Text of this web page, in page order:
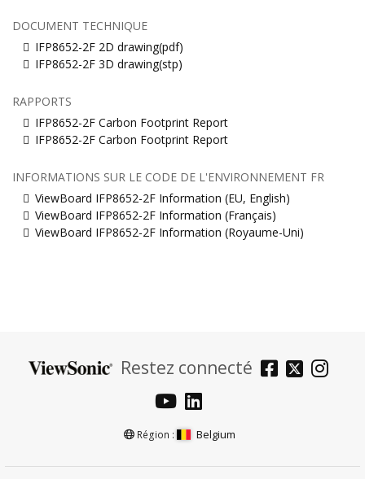
DOCUMENT TECHNIQUE
IFP8652-2F 2D drawing(pdf)
IFP8652-2F 3D drawing(stp)
RAPPORTS
IFP8652-2F Carbon Footprint Report
IFP8652-2F Carbon Footprint Report
INFORMATIONS SUR LE CODE DE L'ENVIRONNEMENT FR
ViewBoard IFP8652-2F Information (EU, English)
ViewBoard IFP8652-2F Information (Français)
ViewBoard IFP8652-2F Information (Royaume-Uni)
Restez connecté
Région : Belgium